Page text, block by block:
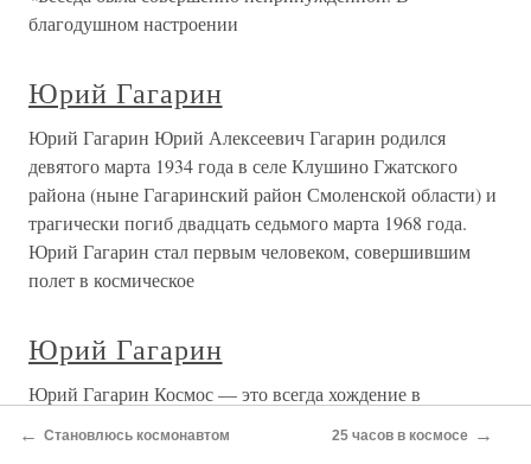
благодушном настроении
Юрий Гагарин
Юрий Гагарин Юрий Алексеевич Гагарин родился
девятого марта 1934 года в селе Клушино Гжатского
района (ныне Гагаринский район Смоленской области) и
трагически погиб двадцать седьмого марта 1968 года.
Юрий Гагарин стал первым человеком, совершившим
полет в космическое
Юрий Гагарин
Юрий Гагарин Космос — это всегда хождение в
← Становлюсь космонавтом 25 часов в космосе →